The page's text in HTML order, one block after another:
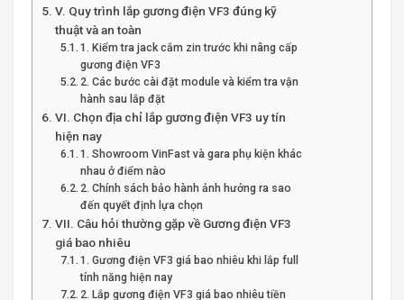
V. Quy trình lắp gương điện VF3 đúng kỹ
thuật và an toàn
1. Kiểm tra jack cắm zin trước khi nâng cấp
gương điện VF3
2. Các bước cài đặt module và kiểm tra vận
hành sau lắp đặt
VI. Chọn địa chỉ lắp gương điện VF3 uy tín
hiện nay
1. Showroom VinFast và gara phụ kiện khác
nhau ở điểm nào
2. Chính sách bảo hành ảnh hưởng ra sao
đến quyết định lựa chọn
VII. Câu hỏi thường gặp về Gương điện VF3
giá bao nhiêu
1. Gương điện VF3 giá bao nhiêu khi lắp full
tính năng hiện nay
2. Lắp gương điện VF3 giá bao nhiêu tiền